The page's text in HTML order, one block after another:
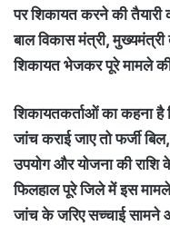
पर शिकायत करने की तैयारी
बाल विकास मंत्री, मुख्यमंत्री
शिकायत भेजकर पूरे मामले की
शिकायतकर्ताओं का कहना है
जांच कराई जाए तो फर्जी
उपयोग और योजना की
फिलहाल पूरे जिले में इस
जांच के जरिए सच्चाई सामने